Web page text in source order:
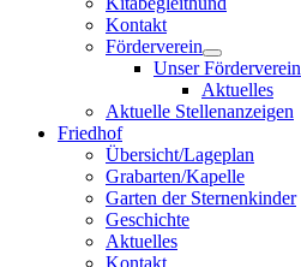
Kontakt
Förderverein
Unser Förderverein
Aktuelles
Aktuelle Stellenanzeigen
Friedhof
Übersicht/Lageplan
Grabarten/Kapelle
Garten der Sternenkinder
Geschichte
Aktuelles
Kontakt